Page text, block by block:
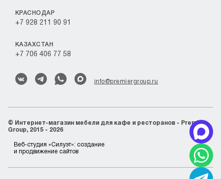
info@premiergroup.ru
КРАСНОДАР
+7 928 211 90 91
КАЗАХСТАН
+7 706 406 77 58
© Интернет-магазин мебели для кафе и ресторанов - Premier
Group, 2015 - 2026
Веб-студия «Силуэт»: создание
и продвижение сайтов